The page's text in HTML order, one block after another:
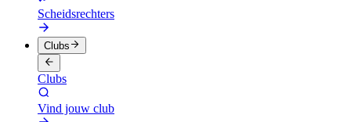
Scheidsrechters
Clubs
Clubs
Vind jouw club